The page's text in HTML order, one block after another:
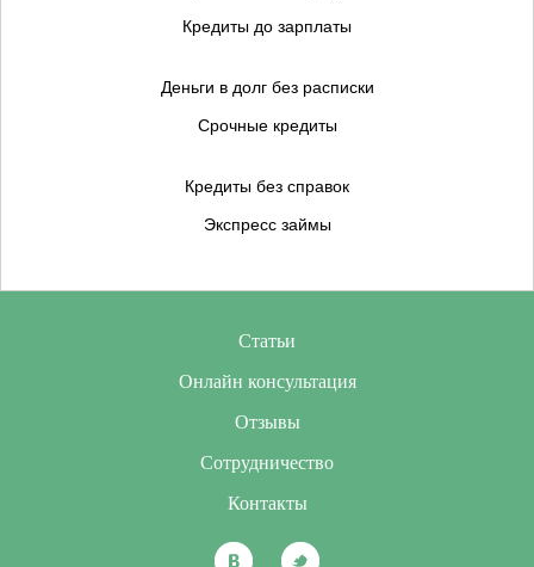
Кредиты до зарплаты
Деньги в долг без расписки
Срочные кредиты
Кредиты без справок
Экспресс займы
Статьи
Онлайн консультация
Отзывы
Сотрудничество
Контакты